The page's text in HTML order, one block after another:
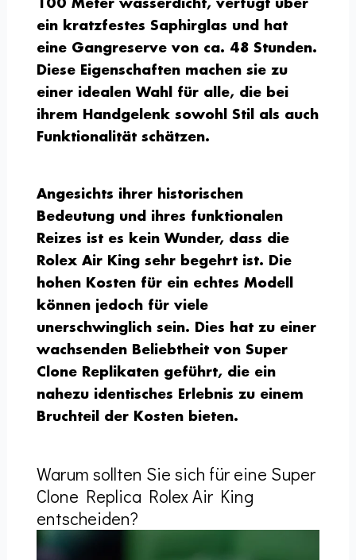
100 Meter wasserdicht, verfügt über
ein kratzfestes Saphirglas und hat
eine Gangreserve von ca. 48 Stunden.
Diese Eigenschaften machen sie zu
einer idealen Wahl für alle, die bei
ihrem Handgelenk sowohl Stil als auch
Funktionalität schätzen.
Angesichts ihrer historischen
Bedeutung und ihres funktionalen
Reizes ist es kein Wunder, dass die
Rolex Air King sehr begehrt ist. Die
hohen Kosten für ein echtes Modell
können jedoch für viele
unerschwinglich sein. Dies hat zu einer
wachsenden Beliebtheit von Super
Clone Replikaten geführt, die ein
nahezu identisches Erlebnis zu einem
Bruchteil der Kosten bieten.
Warum sollten Sie sich für eine Super
Clone Replica Rolex Air King
entscheiden?